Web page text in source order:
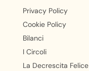
Privacy Policy
Cookie Policy
Bilanci
I Circoli
La Decrescita Felice